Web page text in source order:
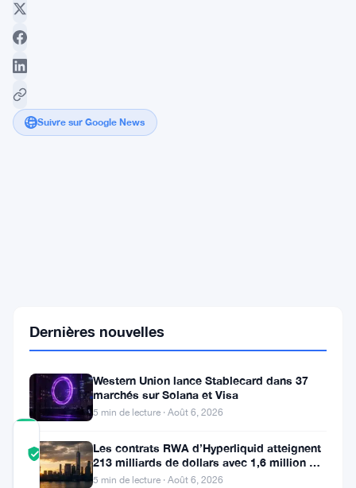
Suivre sur Google News
rencontre
tenace
TRUST
SCORE
Vérifié
Dernières nouvelles
Western Union lance Stablecard dans 37
marchés sur Solana et Visa
5 min de lecture · Août 6, 2026
Les contrats RWA d’Hyperliquid atteignent
213 milliards de dollars avec 1,6 million de
détenteurs
5 min de lecture · Août 6, 2026